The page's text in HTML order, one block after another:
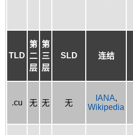
TLD
第
二
层
第
三
层
SLD 连结
.cu 无 无 无
IANA,
Wikipedia